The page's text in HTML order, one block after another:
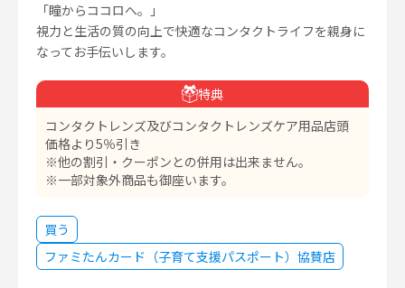
「瞳からココロへ。」
視力と生活の質の向上で快適なコンタクトライフを親身に
なってお手伝いします。
特典
コンタクトレンズ及びコンタクトレンズケア用品店頭
価格より5％引き
※他の割引・クーポンとの併用は出来ません。
※一部対象外商品も御座います。
買う
ファミたんカード（子育て支援パスポート）協賛店